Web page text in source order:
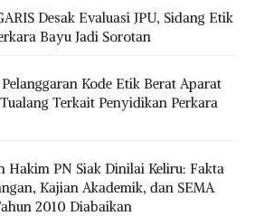
Desak Evaluasi JPU, Sidang Etik
Bayu Jadi Sorotan
Kode Etik Berat Aparat
Terkait Penyidikan Perkara
Hakim PN Siak Dinilai Keliru: Fakta
Kajian Akademik, dan SEMA
2010 Diabaikan